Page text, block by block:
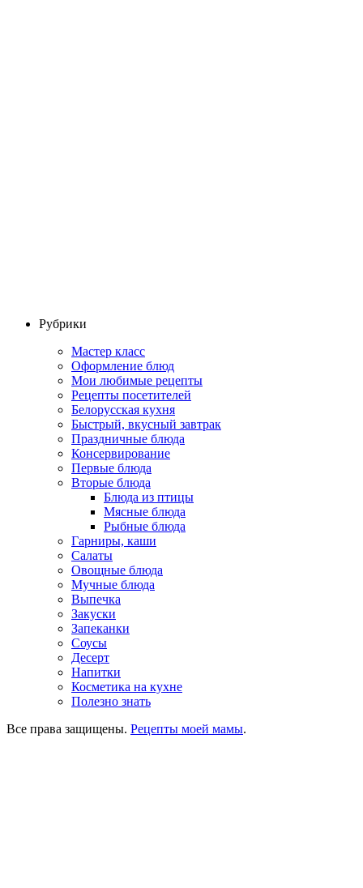
Рубрики
Мастер класс
Оформление блюд
Мои любимые рецепты
Рецепты посетителей
Белорусская кухня
Быстрый, вкусный завтрак
Праздничные блюда
Консервирование
Первые блюда
Вторые блюда
Блюда из птицы
Мясные блюда
Рыбные блюда
Гарниры, каши
Салаты
Овощные блюда
Мучные блюда
Выпечка
Закуски
Запеканки
Соусы
Десерт
Напитки
Косметика на кухне
Полезно знать
Все права защищены. Рецепты моей мамы.